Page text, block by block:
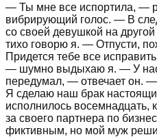
— Ты мне все испортила, —
вибрирующий голос. — В
со своей девушкой на
тихо говорю я. — Отпусти,
Придется тебе все
— шумно выдыхаю я. — У
передумал, — отвечает он.
Я сделаю наш брак
исполнилось восемнадцать,
за своего партнера по
фиктивным, но мой муж